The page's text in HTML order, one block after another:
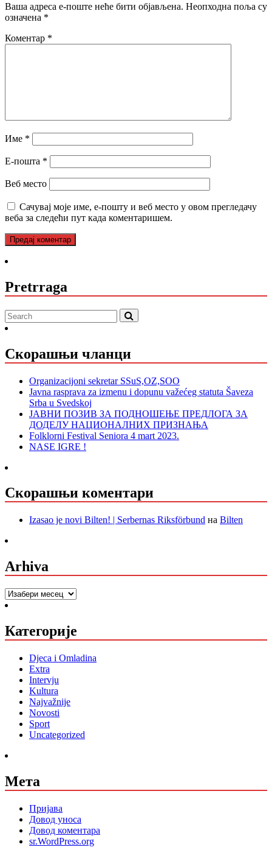
Ваша адреса е-поште неће бити објављена. Неопходна поља су
означена *
Коментар *
Име *
Е-пошта *
Веб место
Сачувај моје име, е-пошту и веб место у овом прегледачу
веба за следећи пут када коментаришем.
Pretrraga
Скорашњи чланци
Organizacijoni sekretar SSuS,OZ,SOO
Javna rasprava za izmenu i dopunu važećeg statuta Šaveza
Srba u Svedskoj
ЈАВНИ ПОЗИВ ЗА ПОДНОШЕЊЕ ПРЕДЛОГА ЗА
ДОДЕЛУ НАЦИОНАЛНИХ ПРИЗНАЊА
Folklorni Festival Seniora 4 mart 2023.
NASE IGRE !
Скорашњи коментари
Izasao je novi Bilten! | Serbernas Riksförbund на Bilten
Arhiva
Arhiva
Категорије
Djeca i Omladina
Extra
Intervju
Kultura
Najvažnije
Novosti
Sport
Uncategorized
Мета
Пријава
Довод уноса
Довод коментара
sr.WordPress.org